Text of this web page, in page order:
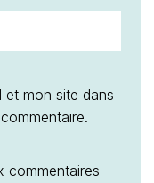
et mon site dans
commentaires